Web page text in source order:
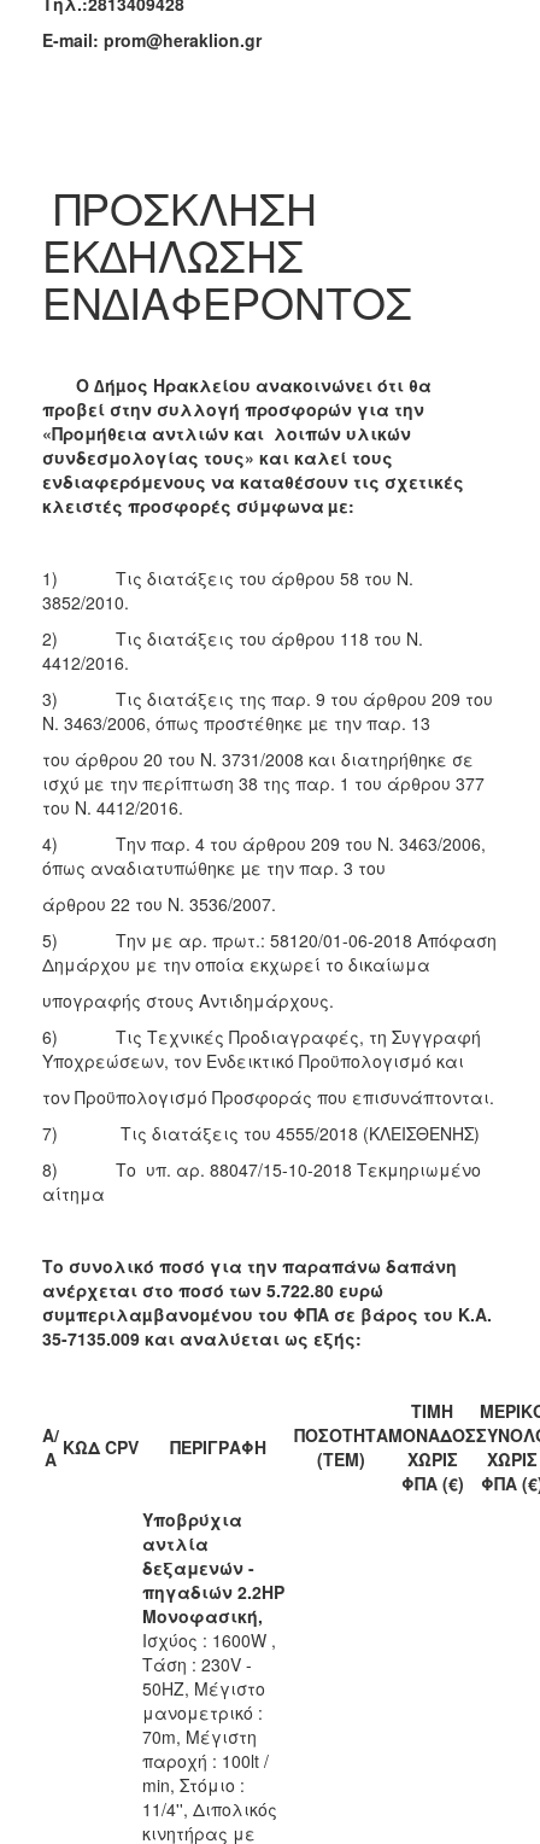
E-mail: prom@heraklion.gr
ΠΡΟΣΚΛΗΣΗ
ΕΚ∆ΗΛΩΣΗΣ
ΕΝ∆ΙΑΦΕΡΟΝΤΟΣ
Ο ∆ήµος Ηρακλείου ανακοινώνει ότι θα
προβεί στην συλλογή προσφορών για την
«Προμήθεια αντλιών και λοιπών υλικών
συνδεσμολογίας τους» και καλεί τους
ενδιαφερόμενους να καταθέσουν τις σχετικές
κλειστές προσφορές σύμφωνα µε:
1) Τις διατάξεις του άρθρου 58 του Ν.
3852/2010.
2) Τις διατάξεις του άρθρου 118 του Ν.
4412/2016.
3) Τις διατάξεις της παρ. 9 του άρθρου 209 του
Ν. 3463/2006, όπως προστέθηκε µε την παρ. 13
του άρθρου 20 του Ν. 3731/2008 και διατηρήθηκε σε
ισχύ µε την περίπτωση 38 της παρ. 1 του άρθρου 377
του Ν. 4412/2016.
4) Την παρ. 4 του άρθρου 209 του Ν. 3463/2006,
όπως αναδιατυπώθηκε µε την παρ. 3 του
άρθρου 22 του Ν. 3536/2007.
5) Την με αρ. πρωτ.: 58120/01-06-2018 Απόφαση
Δημάρχου με την οποία εκχωρεί το δικαίωμα
υπογραφής στους Αντιδημάρχους.
6) Τις Τεχνικές Προδιαγραφές, τη Συγγραφή
Υποχρεώσεων, τον Ενδεικτικό Προϋπολογισμό και
τον Προϋπολογισμό Προσφοράς που επισυνάπτονται.
7) Τις διατάξεις του 4555/2018 (ΚΛΕΙΣΘΕΝΗΣ)
8) Το υπ. αρ. 88047/15-10-2018 Τεκμηριωμένο
αίτημα
Το συνολικό ποσό για την παραπάνω δαπάνη
ανέρχεται στο ποσό των 5.722.80 ευρώ
συµπεριλαµβανοµένου του ΦΠΑ σε βάρος του Κ.Α.
35-7135.009 και αναλύεται ως εξής:
Α/
Α ΚΩΔ CPV ΠΕΡΙΓΡΑΦΗ
ΠΟΣΟΤΗΤΑ
(ΤΕΜ)
ΤΙΜΗ
ΜΟΝΑΔΟΣ
ΧΩΡΙΣ
ΦΠΑ (€)
ΧΩΡΙΣ
ΦΠΑ
Υποβρύχια
αντλία
δεξαμενών -
πηγαδιών 2.2HP
Μονοφασική,
Ισχύος : 1600W ,
Τάση : 230V -
50HZ, Μέγιστο
μανομετρικό :
70m, Μέγιστη
παροχή : 100lt /
min, Στόμιο :
11/4'', Διπολικός
κινητήρας με